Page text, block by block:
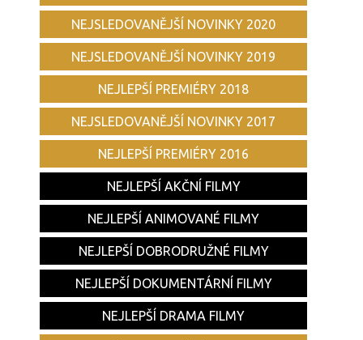
NEJSLEDOVANĚJŠÍ NOVINKY 2020
NEJSLEDOVANĚJŠÍ NOVINKY 2019
NEJLEPŠÍ PREMIÉRY 2018
NEJSLEDOVANĚJŠÍ NOVINKY 2017
NEJLEPŠÍ PREMIÉRY 2016
NEJLEPŠÍ AKČNÍ FILMY
NEJLEPŠÍ ANIMOVANÉ FILMY
NEJLEPŠÍ DOBRODRUŽNÉ FILMY
NEJLEPŠÍ DOKUMENTÁRNÍ FILMY
NEJLEPŠÍ DRAMA FILMY